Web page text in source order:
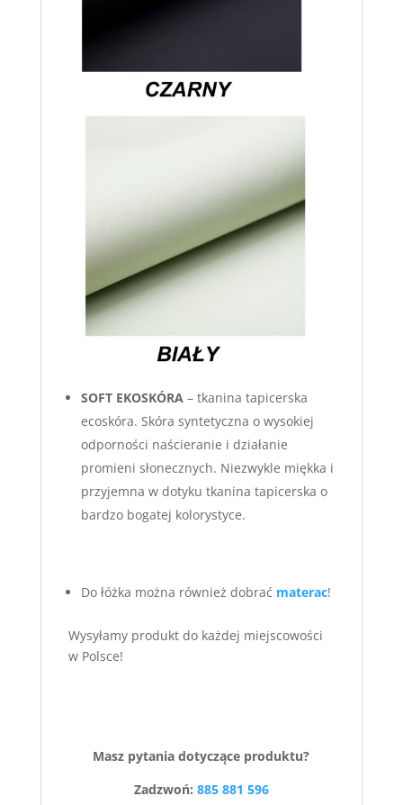
SOFT EKOSKÓRA – tkanina tapicerska
ecoskóra. Skóra syntetyczna o wysokiej
odporności naścieranie i działanie
promieni słonecznych. Niezwykle miękka i
przyjemna w dotyku tkanina tapicerska o
bardzo bogatej kolorystyce.
Do łóżka można również dobrać materac!
Wysyłamy produkt do każdej miejscowości
w Polsce!
Masz pytania dotyczące produktu?
Zadzwoń: 885 881 596